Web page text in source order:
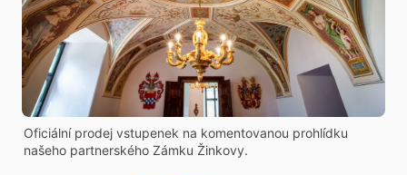
Oficiální prodej vstupenek na komentovanou prohlídku
našeho partnerského Zámku Žinkovy.